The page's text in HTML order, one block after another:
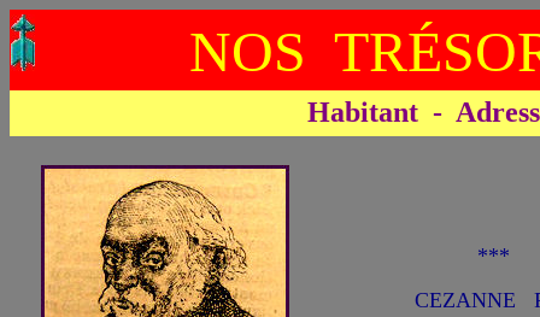
NOS
Habitant -
CEZANNE